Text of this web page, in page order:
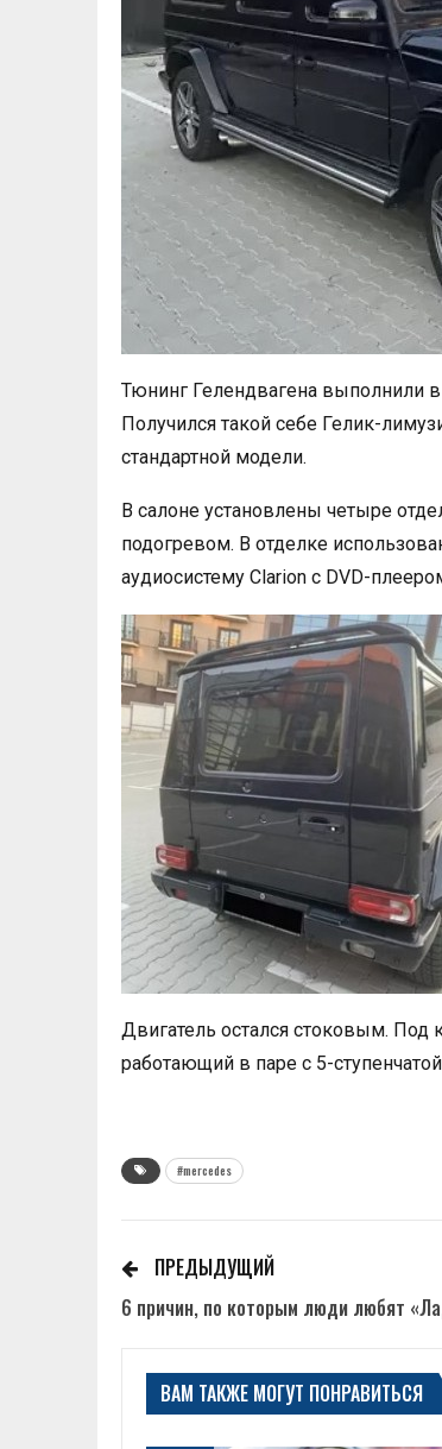
Тюнинг Гелендвагена выполнили
Получился такой себе Гелик-
стандартной модели.
В салоне установлены четыре
подогревом. В отделке
аудиосистему Clarion с DVD-
Двигатель остался стоковым. Под
работающий в паре с 5-
#mercedes
ПРЕДЫДУЩИЙ
6 причин, по которым люди любят
ВАМ ТАКЖЕ МОГУТ ПОНРАВИТЬСЯ